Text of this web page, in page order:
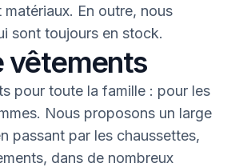
En outre, nous
sont toujours en stock.
vêtements
pour toute la famille : pour les
Nous proposons un large
passant par les chaussettes,
dans de nombreux